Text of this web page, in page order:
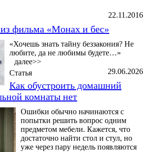
22.11.2016
фильма «Монах и бес»
«Хочешь знать тайну беззакония? Не
любите, да не любимы будете…»
далее>>
29.06.2026
Статья
Как обустроить домашний
комнаты нет
Ошибки обычно начинаются с
попытки решить вопрос одним
предметом мебели. Кажется, что
достаточно найти стол и стул, но
уже через пару недель появляются